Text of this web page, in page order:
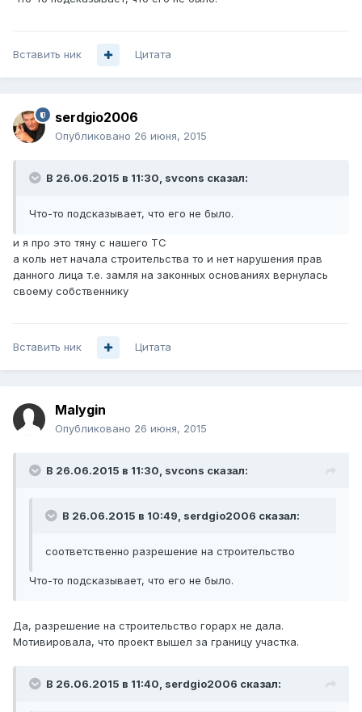
Вставить ник Цитата
serdgio2006
Опубликовано 26 июня, 2015
В 26.06.2015 в 11:30, svcons сказал:
Что-то подсказывает, что его не было.
и я про это тяну с нашего ТС
а коль нет начала строительства то и нет нарушения прав
данного лица т.е. замля на законных основаниях вернулась
своему собственнику
Вставить ник Цитата
Malygin
Опубликовано 26 июня, 2015
В 26.06.2015 в 11:30, svcons сказал:
В 26.06.2015 в 10:49, serdgio2006 сказал:
соответственно разрешение на строительство
Что-то подсказывает, что его не было.
Да, разрешение на строительство горарх не дала.
Мотивировала, что проект вышел за границу участка.
В 26.06.2015 в 11:40, serdgio2006 сказал: